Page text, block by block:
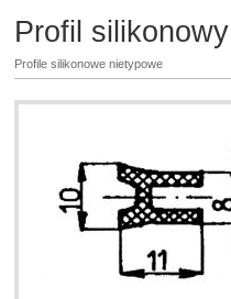
Profil
Profile silikonowe nietypowe